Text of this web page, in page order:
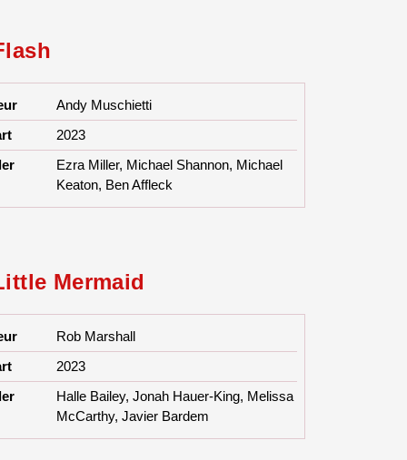
Andy Muschietti
2023
Ezra Miller, Michael Shannon, Michael
Keaton, Ben Affleck
Mermaid
Rob Marshall
2023
Halle Bailey, Jonah Hauer-King, Melissa
McCarthy, Javier Bardem